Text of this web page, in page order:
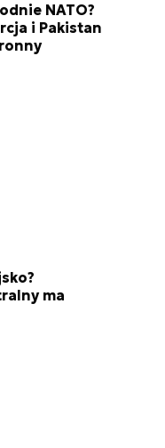
NATO?
i Pakistan
ma